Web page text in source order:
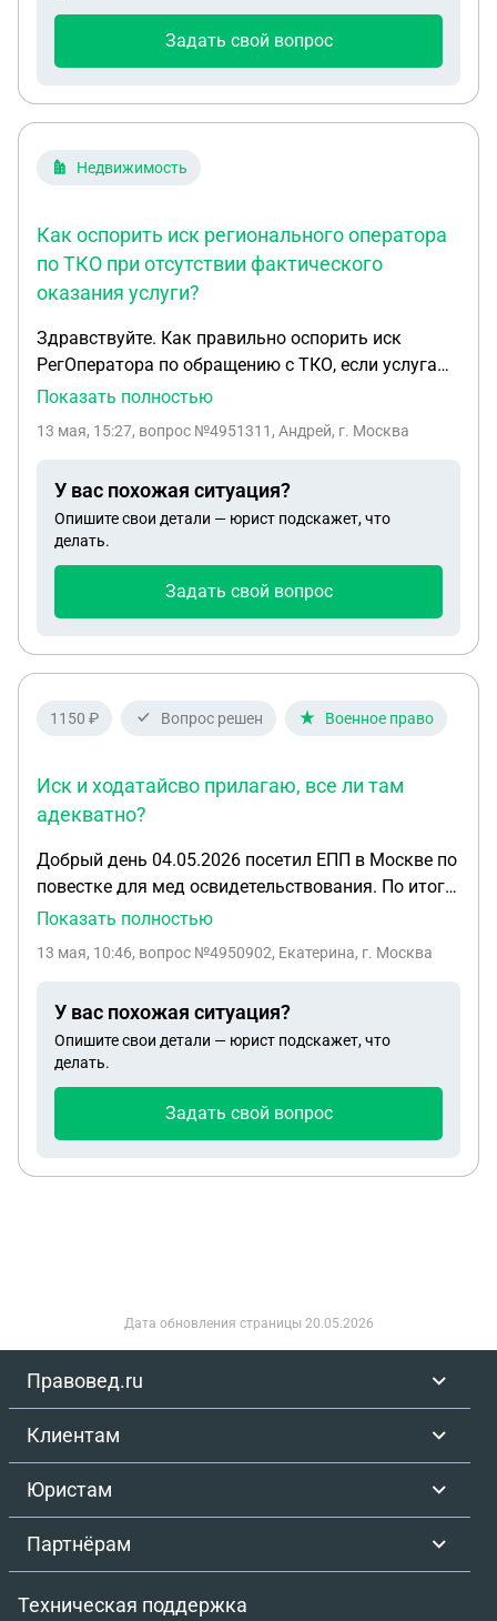
Задать свой вопрос
Недвижимость
Как оспорить иск регионального оператора
по ТКО при отсутствии фактического
оказания услуги?
Здравствуйте. Как правильно оспорить иск
РегОператора по обращению с ТКО, если услуга
реально не оказывалась ввиду сложной
частном доме в сельской местности (Куростров,
остров можно попасть только через паромную и
ледовую переправу. К тому же проезд в саму
деревню крайне затруднителен в любое время
задолженности с 09.2020 г. Отцу 88 лет. У нас есть
ген.директору РегОператора с просьбой не
острова. Имеет ли это письмо какую-то
Показать полностью
13 мая, 15:27, вопрос №4951311, Андрей, г. Москва
У вас похожая ситуация?
Опишите свои детали — юрист подскажет, что
делать.
Задать свой вопрос
1150 ₽ Вопрос решен Военное право
Иск и ходатайсво прилагаю, все ли там
адекватно?
Добрый день 04.05.2026 посетил ЕПП в Москве по
повестке для мед освидетельствования. По итогу
определили категорию Б-3 и выдали повестку на
повестке на мед освидетельствование был
военкомат договор аренды по которому сейчас
проживаю чтобы встать на учёт) в повестке на
отправку не актуальный, старый, учитывая то, что
откуда у них старый адрес) К сожалению,
гипотериоз, зафиксированный в мед документах
постоянно. Нахожусь на медикаментозной
муниципальной комиссии города Москвы, по 13
ожирением, которое тоже имеется, однако
возникшим на фоне как раз нарушенного
гипотериоза, которое проигнорировали.
Категорию выставили по другой, более "тяжёлой "
статье так как 13е это вообще А-2 . Опытным
Показать полностью
13 мая, 10:46, вопрос №4950902, Екатерина, г. Москва
У вас похожая ситуация?
Опишите свои детали — юрист подскажет, что
делать.
Задать свой вопрос
Дата обновления страницы 20.05.2026
Правовед.ru
Клиентам
Юристам
Партнёрам
Техническая поддержка